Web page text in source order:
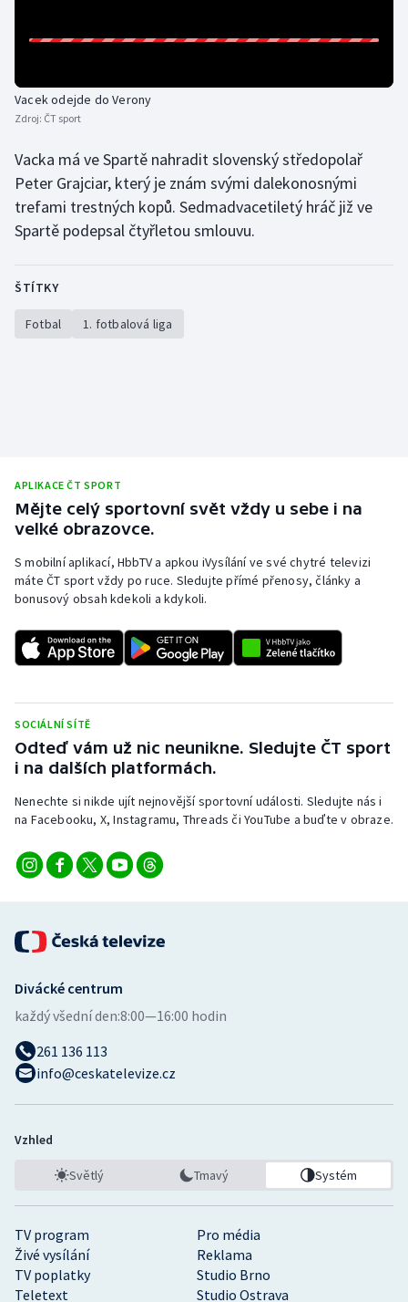
Sportovní střelba
Stolní tenis
Veslování
Vodní slalom
Vacek odejde do Verony
Zdroj: ČT sport
Vacka má ve Spartě nahradit slovenský středopolař
Peter Grajciar, který je znám svými dalekonosnými
trefami trestných kopů. Sedmadvacetiletý hráč již ve
Spartě podepsal čtyřletou smlouvu.
ŠTÍTKY
Fotbal 1. fotbalová liga
APLIKACE ČT SPORT
Mějte celý sportovní svět vždy u sebe i na
velké obrazovce.
S mobilní aplikací, HbbTV a apkou iVysílání ve své chytré televizi
máte ČT sport vždy po ruce. Sledujte přímé přenosy, články a
bonusový obsah kdekoli a kdykoli.
SOCIÁLNÍ SÍTĚ
Odteď vám už nic neunikne. Sledujte ČT sport
i na dalších platformách.
Nenechte si nikde ujít nejnovější sportovní události. Sledujte nás i
na Facebooku, X, Instagramu, Threads či YouTube a buďte v obraze.
TV program
Pro média
Živé vysílání
Reklama
TV poplatky
Studio Brno
Teletext
Studio Ostrava
Divácké centrum
každý všední den:8:00—16:00 hodin
261 136 113
info@ceskatelevize.cz
Vzhled
Světlý Tmavý Systém